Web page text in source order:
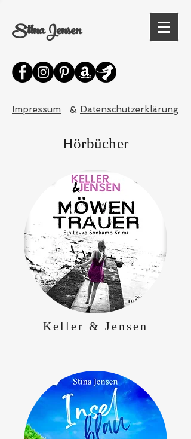
Stina Jensen
Impressum & Datenschutzerklärung
Hörbücher
Keller & Jensen